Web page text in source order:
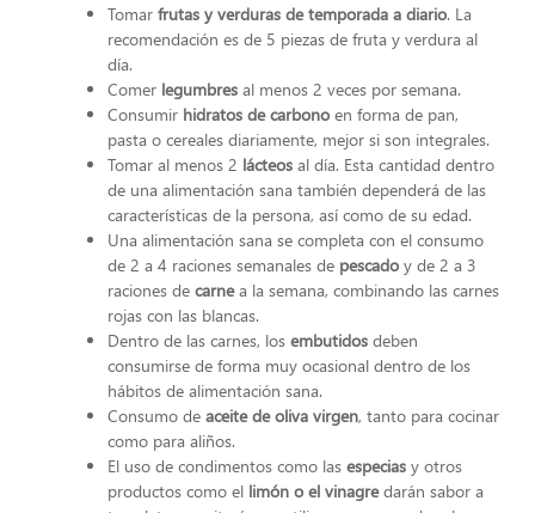
Tomar frutas y verduras de temporada a diario. La
recomendación es de 5 piezas de fruta y verdura al
día.
Comer legumbres al menos 2 veces por semana.
Consumir hidratos de carbono en forma de pan,
pasta o cereales diariamente, mejor si son integrales.
Tomar al menos 2 lácteos al día. Esta cantidad dentro
de una alimentación sana también dependerá de las
características de la persona, así como de su edad.
Una alimentación sana se completa con el consumo
de 2 a 4 raciones semanales de pescado y de 2 a 3
raciones de carnea la semana, combinando las carnes
rojas con las blancas.
Dentro de las carnes, los embutidos deben
consumirse de forma muy ocasional dentro de los
hábitos de alimentación sana.
Consumo de aceite de oliva virgen, tanto para cocinar
como para aliños.
El uso de condimentos como las especias y otros
productos como el limón o el vinagredarán sabor a